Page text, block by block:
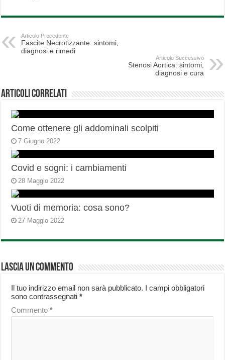
Articolo Precedente
Fascite Necrotizzante: sintomi,
diagnosi e rimedi
Articolo Successivo
Stenosi Aortica: sintomi,
diagnosi e cura
Articoli correlati
Come ottenere gli addominali scolpiti
7 Giugno 2022
Covid e sogni: i cambiamenti
28 Maggio 2022
Vuoti di memoria: cosa sono?
27 Maggio 2022
Lascia un commento
Il tuo indirizzo email non sarà pubblicato. I campi obbligatori
sono contrassegnati*
Commento*